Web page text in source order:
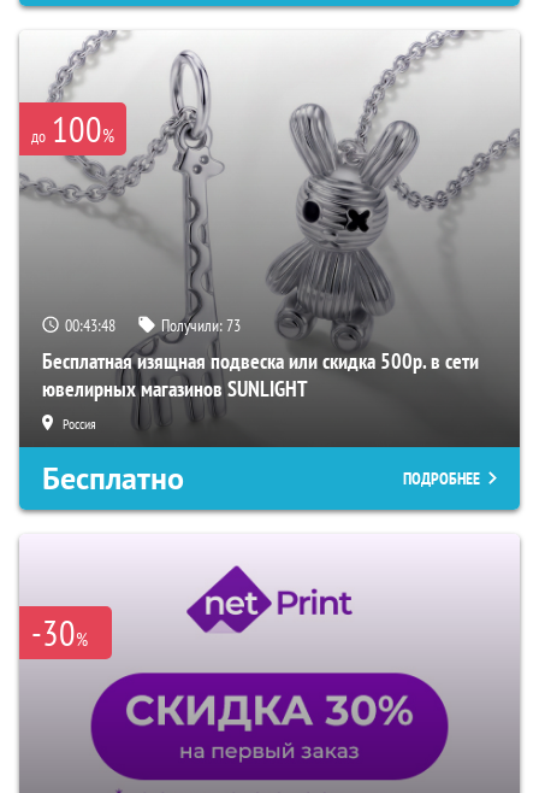
до 100%
00:43:47 Получили:73
Бесплатная изящная подвеска или скидка 500р. в сети
ювелирных магазинов SUNLIGHT
Россия
Бесплатно ПОДРОБНЕЕ
-30%